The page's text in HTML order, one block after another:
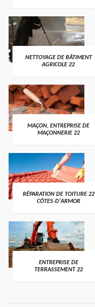
NETTOYAGE DE BÂTIMENT
AGRICOLE 22
MAÇON, ENTREPRISE DE
MAÇONNERIE 22
RÉPARATION DE TOITURE 22
CÔTES-D'ARMOR
ENTREPRISE DE
TERRASSEMENT 22